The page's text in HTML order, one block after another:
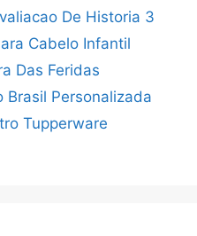
De Historia 3
Cabelo Infantil
Das Feridas
Brasil Personalizada
Tupperware